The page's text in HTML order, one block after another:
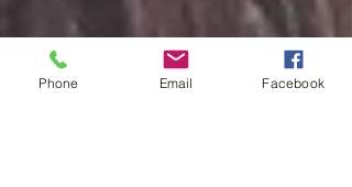
Phone Email Facebook